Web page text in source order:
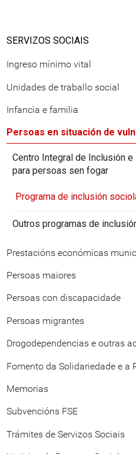
SERVIZOS SOCIAIS
Ingreso mínimo vital
Unidades de traballo social
Infancia e familia
Persoas en situación de
Centro Integral de Inclusión e
para persoas sen fogar
Programa de inclusión
Outros programas de
Prestacións económicas
Persoas maiores
Persoas con discapacidade
Persoas migrantes
Drogodependencias e outras
Fomento da Solidariedade e a
Memorias
Subvencións FSE
Trámites de Servizos Sociais